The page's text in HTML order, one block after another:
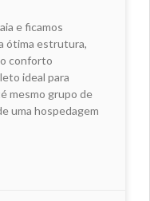
e ficamos
ótima estrutura,
conforto
ideal para
mesmo grupo de
uma hospedagem